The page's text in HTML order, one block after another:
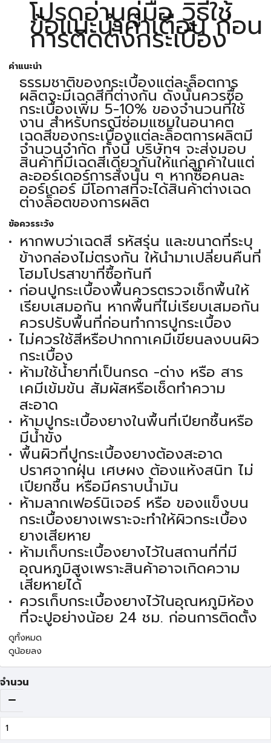
โปรดอ่านคู่มือ วิธีใช้
ข้อแนะนำคำเตือน ก่อน
การติดตั้งกระเบื้อง
คำแนะนำ
ธรรมชาติของกระเบื้องแต่ละล็อตการ
ผลิตจะมีเฉดสีที่ต่างกัน ดังนั้นควรซื้อ
กระเบื้องเพิ่ม 5-10% ของจำนวนที่ใช้
งาน สำหรับกรณีซ่อมแซมในอนาคต
เฉดสีของกระเบื้องแต่ละล็อตการผลิตมี
จำนวนจำกัด ทั้งนี้ บริษัทฯ จะส่งมอบ
สินค้าที่มีเฉดสีเดียวกันให้แก่ลูกค้าในแต่
ละออร์เดอร์การสั่งนั้น ๆ หากซื้อคนละ
ออร์เดอร์ มีโอกาสที่จะได้สินค้าต่างเฉด
ต่างล็อตของการผลิต
ข้อควรระวัง
หากพบว่าเฉดสี รหัสรุ่น และขนาดที่ระบุ
ข้างกล่องไม่ตรงกัน ให้นำมาเปลี่ยนคืนที่
โฮมโปรสาขาที่ซื้อทันที
ก่อนปูกระเบื้องพื้นควรตรวจเช็กพื้นให้
เรียบเสมอกัน หากพื้นที่ไม่เรียบเสมอกัน
ควรปรับพื้นที่ก่อนทำการปูกระเบื้อง
ไม่ควรใช้สีหรือปากกาเคมีเขียนลงบนผิว
กระเบื้อง
ห้ามใช้น้ำยาที่เป็นกรด -ด่าง หรือ สาร
เคมีเข้มข้น สัมผัสหรือเช็ดทำความ
สะอาด
ห้ามปูกระเบื้องยางในพื้นที่เปียกชื้นหรือ
มีน้ำขัง
พื้นผิวที่ปูกระเบื้องยางต้องสะอาด
ปราศจากฝุ่น เศษผง ต้องแห้งสนิท ไม่
เปียกชื้น หรือมีคราบน้ำมัน
ห้ามลากเฟอร์นิเจอร์ หรือ ของแข็งบน
กระเบื้องยางเพราะจะทำให้ผิวกระเบื้อง
ยางเสียหาย
ห้ามเก็บกระเบื้องยางไว้ในสถานที่ที่มี
อุณหภูมิสูงเพราะสินค้าอาจเกิดความ
เสียหายได้
ควรเก็บกระเบื้องยางไว้ในอุณหภูมิห้อง
ที่จะปูอย่างน้อย 24 ชม. ก่อนการติดตั้ง
ดูทั้งหมด
ดูน้อยลง
จำนวน